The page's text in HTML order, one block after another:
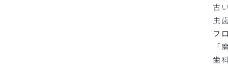
古
虫
フ
「
歯